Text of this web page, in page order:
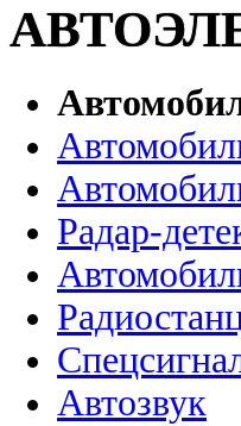
Радар-
Автозвук